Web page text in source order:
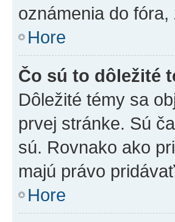
oznámenia do
Hore
Čo sú to dôležité
Dôležité témy sa
prvej stránke. Sú
sú. Rovnako ako
majú právo
Hore